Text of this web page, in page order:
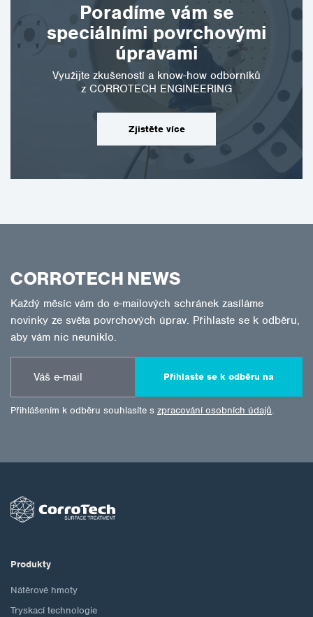
Poradíme vám se
speciálními povrchovými
úpravami
Využijte zkušeností a know-how odborníků
z CORROTECH ENGINEERING
Zjistěte více
CORROTECH NEWS
Každý měsíc vám do e-mailových schránek zasíláme
novinky ze světa povrchových úprav. Přihlaste se k odběru,
aby vám nic neuniklo.
Přihlaste se k odběru na
Přihlášením k odběru souhlasíte s zpracování osobních údajů.
Produkty
Nátěrové hmoty
Tryskací technologie